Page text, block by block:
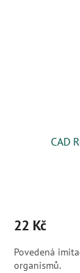
CAD
22 Kč
Povedená
organismů.